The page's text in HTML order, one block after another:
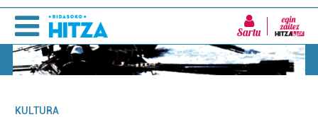
Sartu
KULTURA